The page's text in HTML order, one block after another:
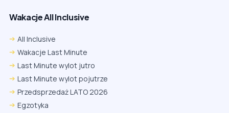
Wakacje All Inclusive
All Inclusive
Wakacje Last Minute
Last Minute wylot jutro
Last Minute wylot pojutrze
Przedsprzedaż LATO 2026
Egzotyka